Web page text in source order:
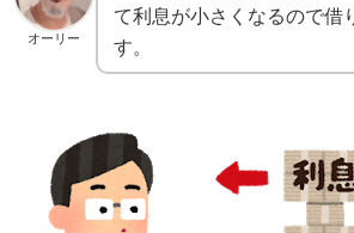
オーリー
て利息が小さくなるので借
す。